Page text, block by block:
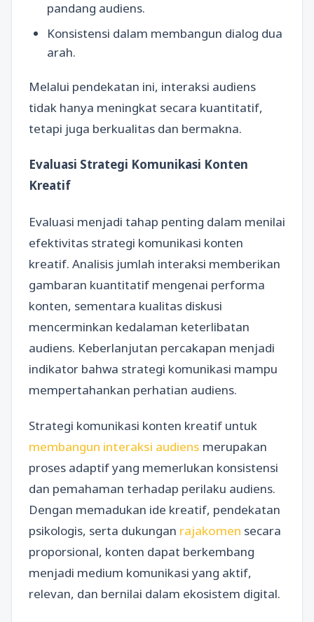
pandang audiens.
Konsistensi dalam membangun dialog dua
arah.
Melalui pendekatan ini, interaksi audiens
tidak hanya meningkat secara kuantitatif,
tetapi juga berkualitas dan bermakna.
Evaluasi Strategi Komunikasi Konten
Kreatif
Evaluasi menjadi tahap penting dalam menilai
efektivitas strategi komunikasi konten
kreatif. Analisis jumlah interaksi memberikan
gambaran kuantitatif mengenai performa
konten, sementara kualitas diskusi
mencerminkan kedalaman keterlibatan
audiens. Keberlanjutan percakapan menjadi
indikator bahwa strategi komunikasi mampu
mempertahankan perhatian audiens.
Strategi komunikasi konten kreatif untuk
membangun interaksi audiens merupakan
proses adaptif yang memerlukan konsistensi
dan pemahaman terhadap perilaku audiens.
Dengan memadukan ide kreatif, pendekatan
psikologis, serta dukungan rajakomen secara
proporsional, konten dapat berkembang
menjadi medium komunikasi yang aktif,
relevan, dan bernilai dalam ekosistem digital.